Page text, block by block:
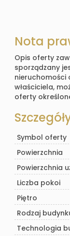
Nota
Opis oferty
sporządzany
nieruchomości
właściciela,
oferty
Symbol oferty
Powierzchnia
Powierzchnia
Liczba pokoi
Piętro
Rodzaj
Technologia